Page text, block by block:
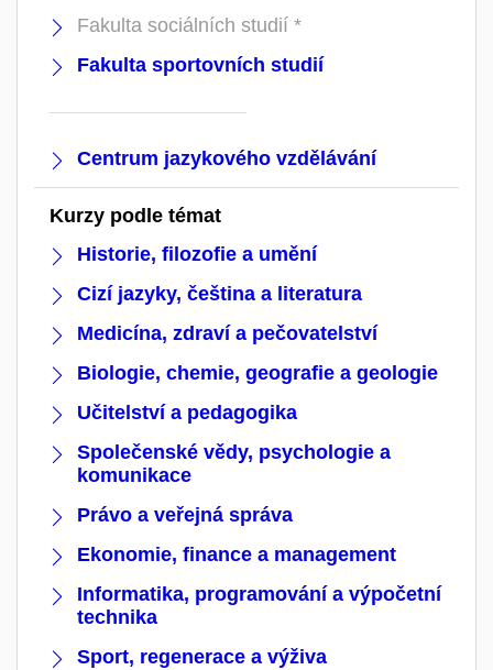
Fakulta sociálních studií *
Fakulta sportovních studií
Centrum jazykového vzdělávání
Kurzy podle témat
Historie, filozofie a umění
Cizí jazyky, čeština a literatura
Medicína, zdraví a pečovatelství
Biologie, chemie, geografie a geologie
Učitelství a pedagogika
Společenské vědy, psychologie a
komunikace
Právo a veřejná správa
Ekonomie, finance a management
Informatika, programování a výpočetní
technika
Sport, regenerace a výživa